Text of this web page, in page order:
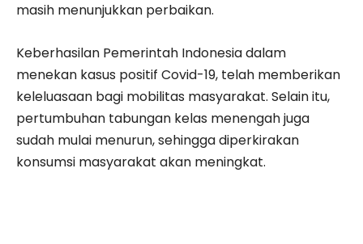
masih menunjukkan perbaikan.
Keberhasilan Pemerintah Indonesia dalam
menekan kasus positif Covid-19, telah memberikan
keleluasaan bagi mobilitas masyarakat. Selain itu,
pertumbuhan tabungan kelas menengah juga
sudah mulai menurun, sehingga diperkirakan
konsumsi masyarakat akan meningkat.